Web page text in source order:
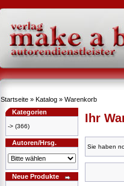
Startseite » Katalog » Warenkorb
Kategorien
-> (366)
Autoren/Hrsg.
Neue Produkte
Ihr
Sie haben